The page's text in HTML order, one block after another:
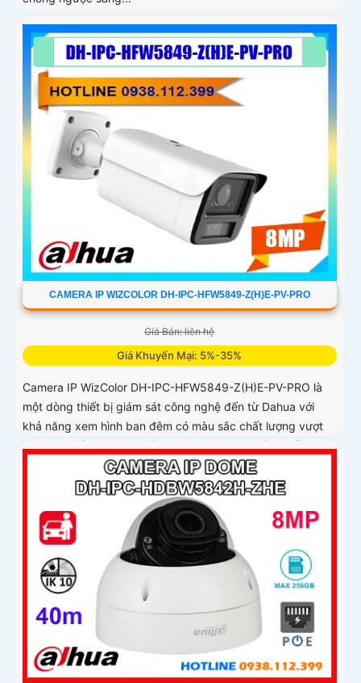
CAMERA IP WIZCOLOR DH-IPC-HFW5849-Z(H)E-PV-PRO
Giá Bán: liên hệ
Giá Khuyến Mại: 5%-35%
Camera IP WizColor DH-IPC-HFW5849-Z(H)E-PV-PRO là
một dòng thiết bị giám sát công nghệ đến từ Dahua với
khả năng xem hình ban đêm có màu sắc chất lượng vượt
trội. Với chất lượng hình ảnh siêu nét 4K nhờ cảm biến